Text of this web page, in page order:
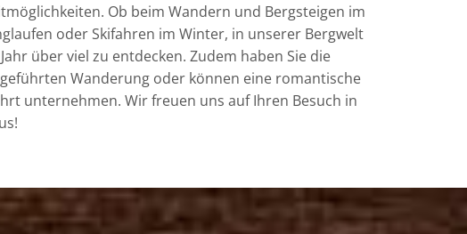
Ob beim Wandern und Bergsteigen im
oder Skifahren im Winter, in unserer Bergwelt
über viel zu entdecken. Zudem haben Sie die
Wanderung oder können eine romantische
unternehmen. Wir freuen uns auf Ihren Besuch in